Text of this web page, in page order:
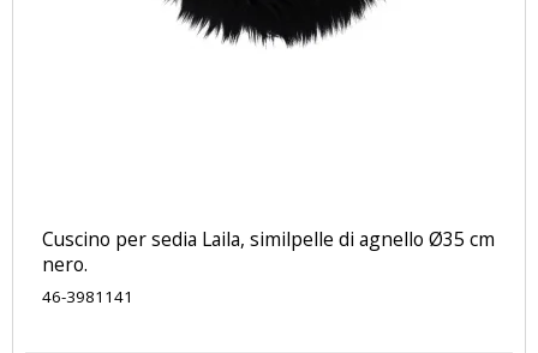
Cuscino per sedia Laila, similpelle di agnello Ø35 cm
nero.
46-3981141